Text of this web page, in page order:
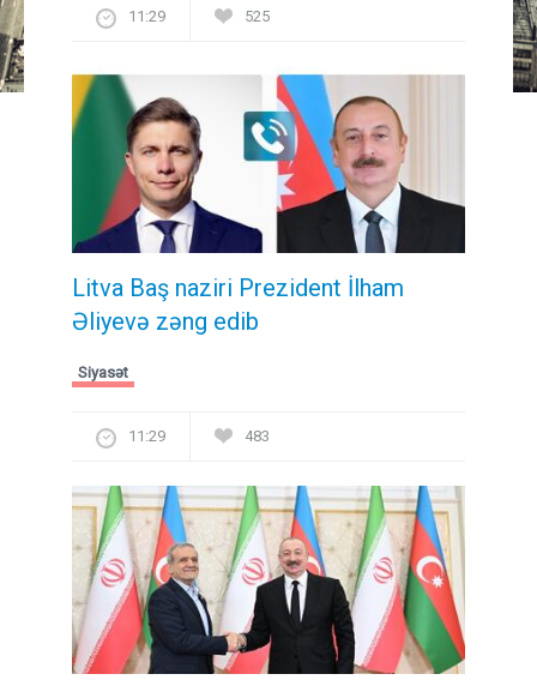
11:29 525
Litva Baş naziri Prezident İlham
Əliyevə zəng edib
Siyasət
11:29 483